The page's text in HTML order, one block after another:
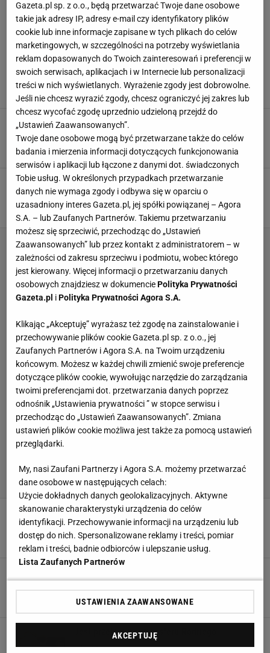
MISTRZOSTWA ŚWIATA 2026 USA, KANADA,
MEKSYK
Finał MŚ za lojalność wobec Infantino?
Bulwersujące doniesienia
Piotr Więcławek,6 SIERPNIA 2026, 10:28
Wrze między organizatorami mundialu. Chcą
zrezygnować
Szymon Mańkowski,5 SIERPNIA 2026, 20:03
Tak FIFA wyrolowała gospodarzy
mundialu. Nie chce dać nawet miliona
SUBSKRYPCJA
Amerykanie podjęli decyzję w sprawie
Pochettino. Oficjalnie
Filip Macuda,3 SIERPNIA 2026, 16:50
się na radykalny krok
Filip Macuda, 31 LIPCA 2026, 16:43
Jest przełom ws. transferu Rodriego
Filip Macuda,29 LIPCA 2026, 10:57
Gazeta.pl sp. z o.o., będą przetwarzać Twoje dane osobowe
takie jak adresy IP, adresy e-mail czy identyfikatory plików
cookie lub inne informacje zapisane w tych plikach do celów
marketingowych, w szczególności na potrzeby wyświetlania
reklam dopasowanych do Twoich zainteresowań i preferencji w
swoich serwisach, aplikacjach i w Internecie lub personalizacji
treści w nich wyświetlanych. Wyrażenie zgody jest dobrowolne.
Jeśli nie chcesz wyrazić zgody, chcesz ograniczyć jej zakres lub
chcesz wycofać zgodę uprzednio udzieloną przejdź do
„Ustawień Zaawansowanych”.
Twoje dane osobowe mogą być przetwarzane także do celów
badania i mierzenia informacji dotyczących funkcjonowania
serwisów i aplikacji lub łączone z danymi dot. świadczonych
Tobie usług. W określonych przypadkach przetwarzanie
danych nie wymaga zgody i odbywa się w oparciu o
uzasadniony interes Gazeta.pl, jej spółki powiązanej – Agora
S.A. – lub Zaufanych Partnerów. Takiemu przetwarzaniu
możesz się sprzeciwić, przechodząc do „Ustawień
Zaawansowanych” lub przez kontakt z administratorem – w
zależności od zakresu sprzeciwu i podmiotu, wobec którego
jest kierowany. Więcej informacji o przetwarzaniu danych
osobowych znajdziesz w dokumenciePolityka Prywatności
Gazeta.pl iPolityka Prywatności Agora S.A.
Klikając „Akceptuję” wyrażasz też zgodę na zainstalowanie i
przechowywanie plików cookie Gazeta.pl sp. z o.o., jej
Zaufanych Partnerów i Agora S.A. na Twoim urządzeniu
końcowym. Możesz w każdej chwili zmienić swoje preferencje
dotyczące plików cookie, wywołując narzędzie do zarządzania
twoimi preferencjami dot. przetwarzania danych poprzez
odnośnik „Ustawienia prywatności ” w stopce serwisu i
przechodząc do „Ustawień Zaawansowanych”. Zmiana
ustawień plików cookie możliwa jest także za pomocą ustawień
przeglądarki.
My, nasi Zaufani Partnerzy i Agora S.A. możemy przetwarzać
dane osobowe w następujących celach:
Użycie dokładnych danych geolokalizacyjnych. Aktywne
skanowanie charakterystyki urządzenia do celów
identyfikacji. Przechowywanie informacji na urządzeniu lub
dostęp do nich. Spersonalizowane reklamy i treści, pomiar
reklam i treści, badnie odbiorców i ulepszanie usług.
Lista Zaufanych Partnerów
USTAWIENIA ZAAWANSOWANE
AKCEPTUJĘ